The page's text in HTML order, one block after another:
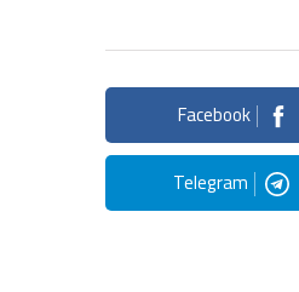
Facebook
Telegram